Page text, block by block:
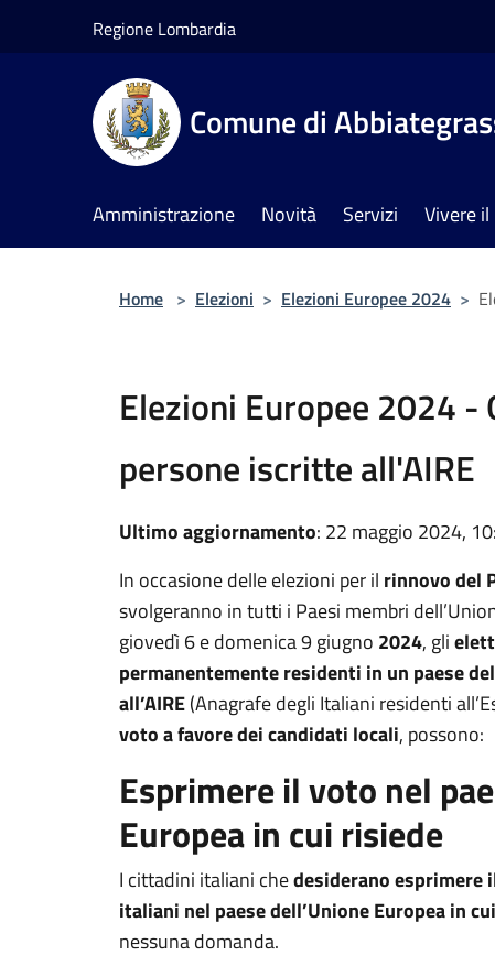
Regione Lombardia
Comune di
Amministrazione Novità Servizi Vivere
Home > Elezioni > Elezioni Europee 2024 >
Elezioni Europee 2024 -
persone iscritte all'AIRE
Ultimo aggiornamento: 22 maggio 2024,
In occasione delle elezioni per il rinnovo del
svolgeranno in tutti i Paesi membri
giovedì 6 e domenica 9 giugno 2024, gli
permanentemente residenti in un paese
all’AIRE(Anagrafe degli Italiani residenti
voto a favore dei candidati locali, possono:
Esprimere il voto nel
Europea in cui risiede
I cittadini italiani chedesiderano
italiani nel paese dell’Unione Europea in
nessuna domanda.